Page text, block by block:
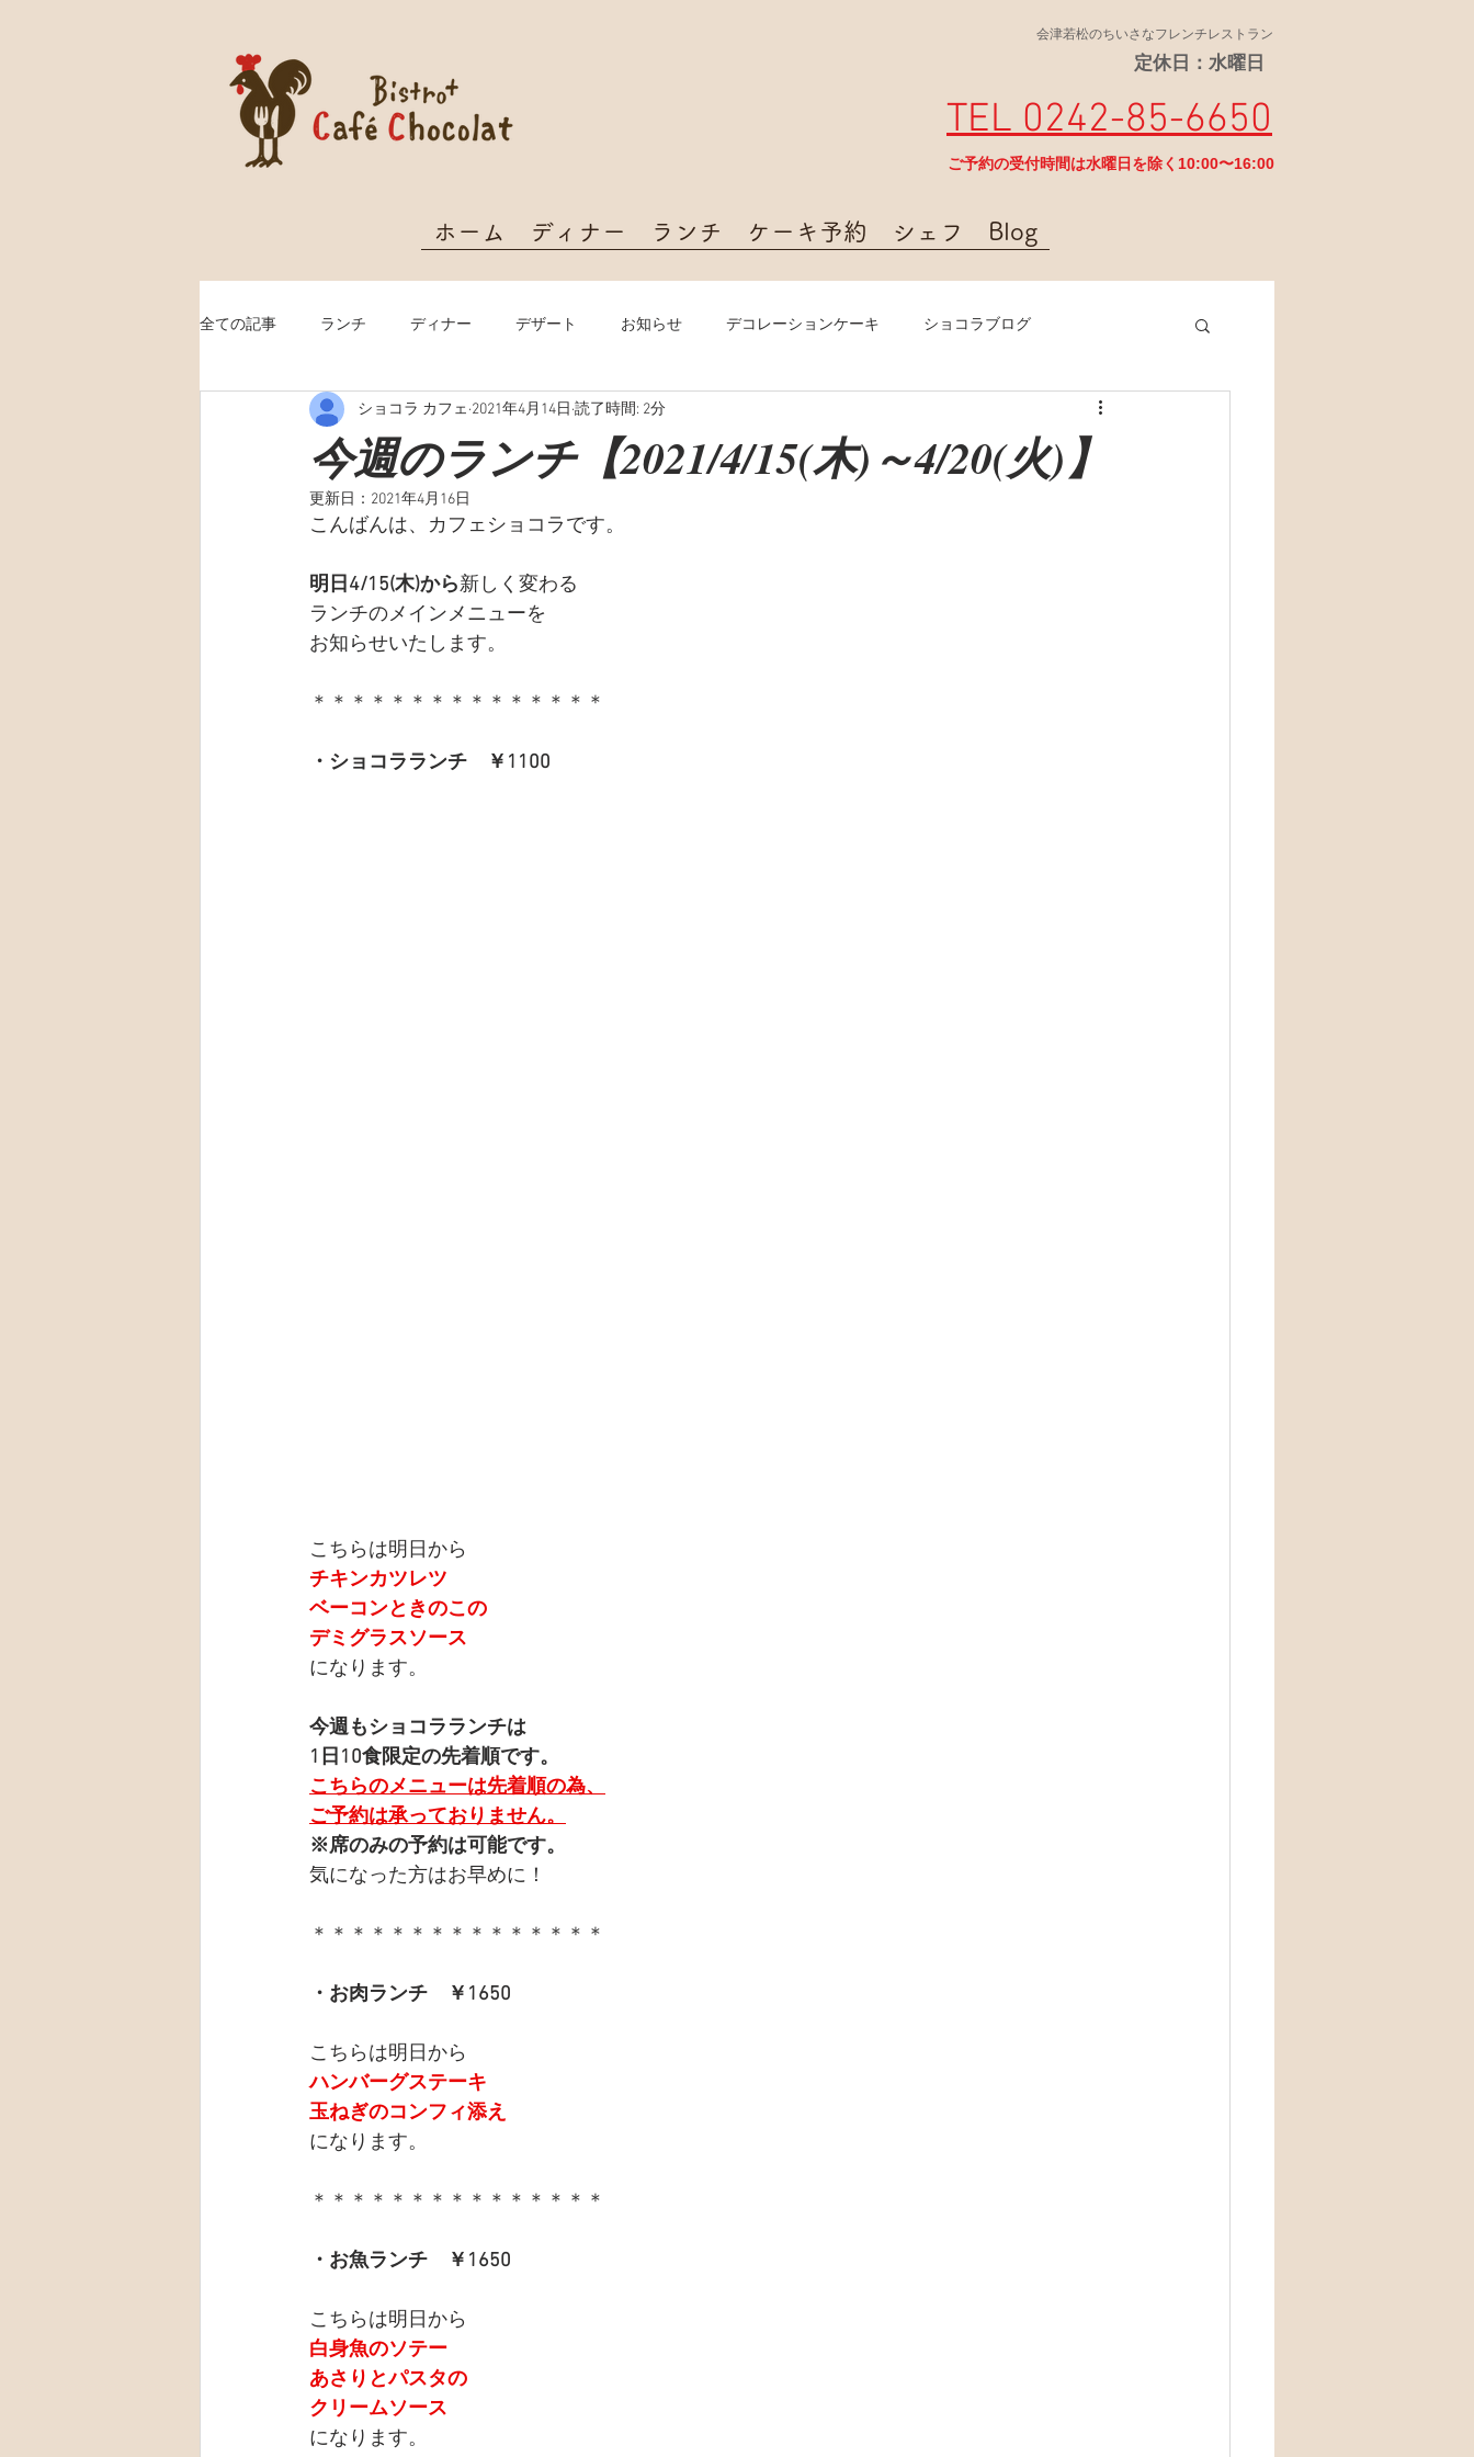
会津若松のちいさなフレンチレストラン
定休日：水曜日
TEL 0242-85-6650
​ご予約の受付時間は水曜日を除く10:00〜16:00
ホーム ディナー ランチ ケーキ予約 シェフ Blog
全ての記事 ランチ ディナー デザート お知らせ デコレーションケーキ ショコラブログ
クリスマス予約
今週のランチ【2021/4/15(木)～4/20(火)】
ショコラ カフェ 2021年4月14日 読了時間: 2分
更新日： 2021年4月16日
こんばんは、カフェショコラです。
明日4/15(木)から新しく変わる
ランチのメインメニューを
お知らせいたします。
＊＊＊＊＊＊＊＊＊＊＊＊＊＊＊
・ショコラランチ　￥1100
こちらは明日から
チキンカツレツ
ベーコンときのこの
デミグラスソース
になります。
今週もショコラランチは
1日10食限定の先着順です。
こちらのメニューは先着順の為、
ご予約は承っておりません。
※席のみの予約は可能です。
気になった方はお早めに！
＊＊＊＊＊＊＊＊＊＊＊＊＊＊＊
・お肉ランチ　￥1650
こちらは明日から
ハンバーグステーキ
玉ねぎのコンフィ添え
になります。
＊＊＊＊＊＊＊＊＊＊＊＊＊＊＊
・お魚ランチ　￥1650
こちらは明日から
白身魚のソテー
あさりとパスタの
クリームソース
になります。